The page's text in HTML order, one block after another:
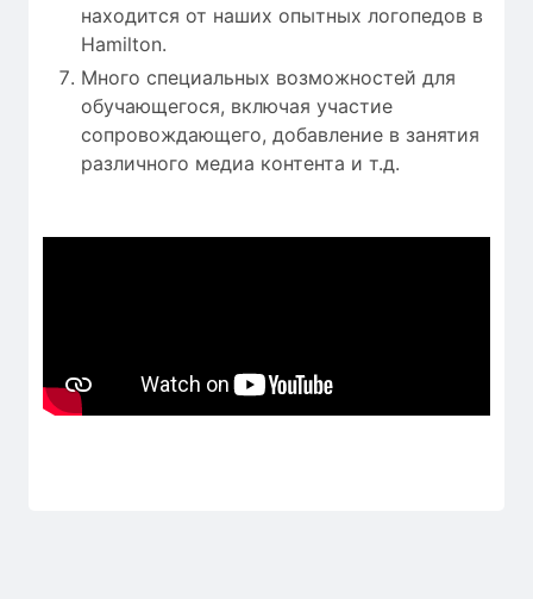
находится от наших опытных логопедов в
Hamilton.
Много специальных возможностей для
обучающегося, включая участие
сопровождающего, добавление в занятия
различного медиа контента и т.д.